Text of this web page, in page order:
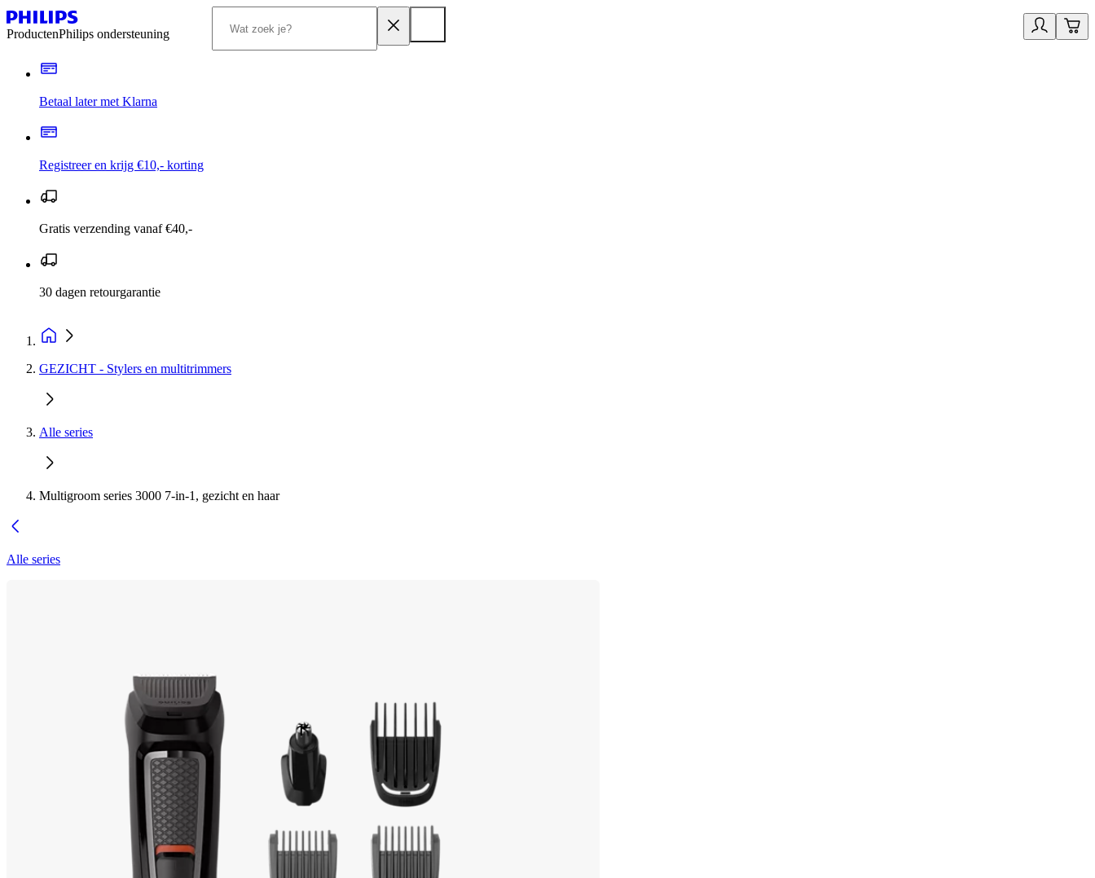
ProductenPhilips ondersteuning
Betaal later met Klarna
Registreer en krijg €10,- korting
Gratis verzending vanaf €40,-
30 dagen retourgarantie
GEZICHT - Stylers en multitrimmers
Alle series
Multigroom series 3000 7-in-1, gezicht en haar
Alle series